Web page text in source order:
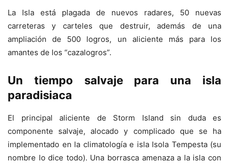
La Isla está plagada de nuevos radares, 50 nuevas
carreteras y carteles que destruir, además de una
ampliación de 500 logros, un aliciente más para los
amantes de los “cazalogros”.
Un tiempo salvaje para una isla
paradisiaca
El principal aliciente de Storm Island sin duda es
componente salvaje, alocado y complicado que se ha
implementado en la climatología e isla Isola Tempesta (su
nombre lo dice todo). Una borrasca amenaza a la isla con